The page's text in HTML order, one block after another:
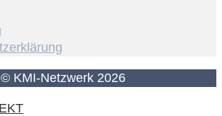
© KMI-Netzwerk 2026